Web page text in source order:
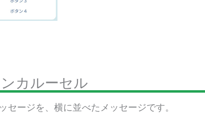
カルーセル
セージを、横に並べたメッセージです。